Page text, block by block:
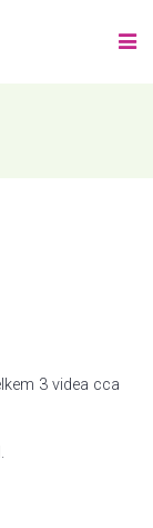
3 videa cca